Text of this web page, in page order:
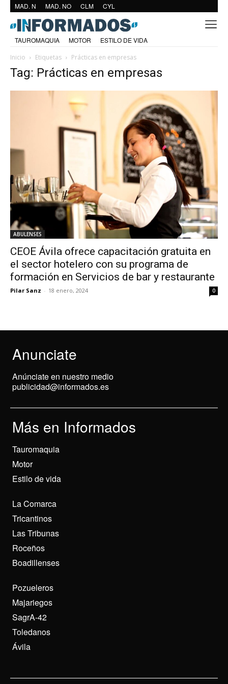
MAD. N MAD. NO CLM CYL
TAUROMAQUIA MOTOR
ESTILO DE VIDA
Inicio
Etiquetas Prácticas en empresas
Tag: Prácticas en empresas
ABULENSES
CEOE Ávila ofrece capacitación gratuita en
el sector hotelero con su programa de
formación en Servicios de bar y restaurante
Pilar Sanz - 18 enero, 2024 0
Anunciate
Anúnciate en nuestro medio
publicidad@informados.es
Más en Informados
Tauromaquia
Motor
Estilo de vida
La Comarca
Tricantinos
Las Tribunas
Roceños
Boadillenses
Pozueleros
Majariegos
SagrA-42
Toledanos
Ávila